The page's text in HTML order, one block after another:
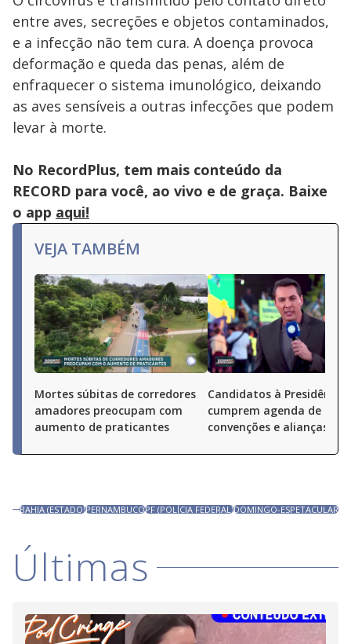
entre aves, secreções e objetos contaminados,
e a infecção não tem cura. A doença provoca
deformação e queda das penas, além de
enfraquecer o sistema imunológico, deixando
as aves sensíveis a outras infecções que podem
levar à morte.
No RecordPlus, tem mais conteúdo da
RECORD para você, ao vivo e de graça. Baixe
o app aqui!
VEJA TAMBÉM
Mortes súbitas de corredores
amadores preocupam com
aumento de praticantes
Candidatos à Presidência
cumprem agenda de
convenções e alianças
BAHIA (ESTADO)PERNAMBUCOPF (POLÍCIA FEDERAL)DOMINGO-ESPETACULAR
Últimas